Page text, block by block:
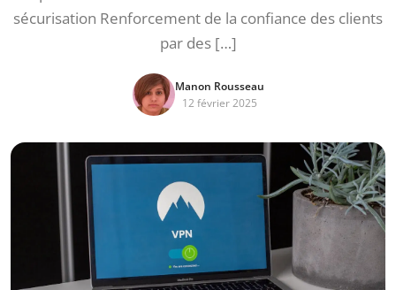
sécurisation Renforcement de la confiance des clients
par des […]
Manon Rousseau
12 février 2025